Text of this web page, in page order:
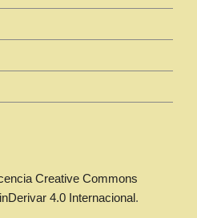
Creative Commons
4.0 Internacional.